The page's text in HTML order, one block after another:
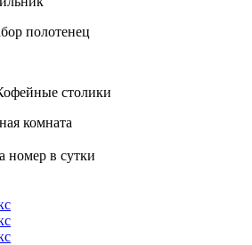
полотенец
столики
комната
номер в сутки